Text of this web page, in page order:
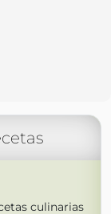
culinarias